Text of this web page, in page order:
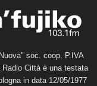
soc. coop. P.IVA
Radio Città è una testata
in data 12/05/1977